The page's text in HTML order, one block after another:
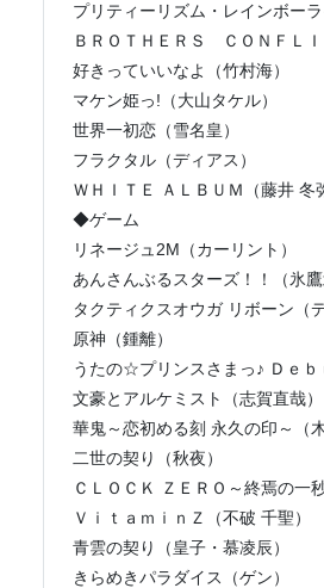
プリティーリズム・レインボーラ
ＢＲＯＴＨＥＲＳ ＣＯＮＦＬＩ
好きっていいなよ（竹村海）
マケン姫っ!（大山タケル）
世界一初恋（雪名皇）
フラクタル（ディアス）
ＷＨＩＴＥ ＡＬＢＵＭ（藤井 冬
◆ゲーム
リネージュ2M（カーリント）
あんさんぶるスターズ！！（氷鷹
タクティクスオウガ リボーン（
原神（鍾離）
うたの☆プリンスさまっ♪ Ｄｅｂ
文豪とアルケミスト（志賀直哉）
華鬼～恋初める刻 永久の印～（
二世の契り（秋夜）
ＣＬＯＣＫ ＺＥＲＯ～終焉の一
ＶｉｔａｍｉｎＺ（不破 千聖）
青雲の契り（皇子・慕凌辰）
きらめきパラダイス（ゲン）